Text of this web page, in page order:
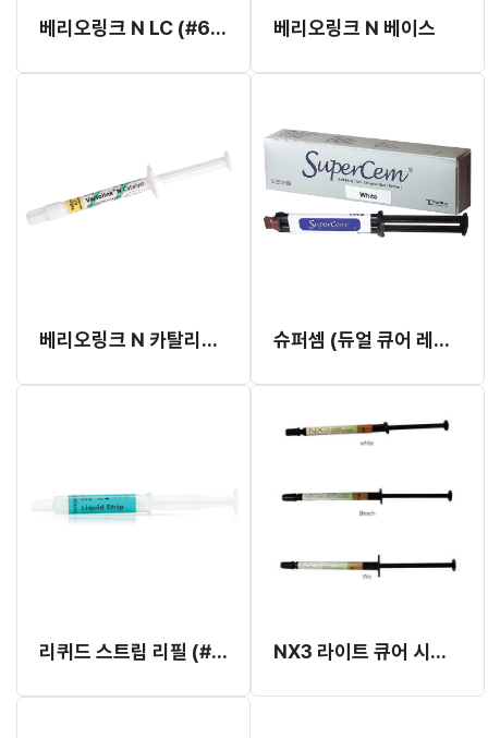
베리오링크 N LC (#632687) 베리오링크 N 베이스
베리오링크 N 카탈리스트 슈퍼셈 (듀얼 큐어 레진 시멘트)
리퀴드 스트립 리필 (#532505) NX3 라이트 큐어 시린지 리필 (1.8g)(개별발주 2~3개월 소요, 취소교환반품 불가)